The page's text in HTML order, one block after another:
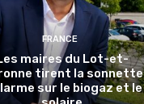
FRANCE
maires du Lot-et-
tirent la sonnette
sur le biogaz et le